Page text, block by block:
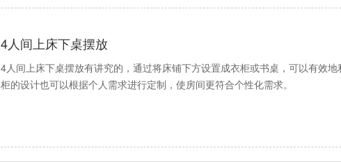
4人间上床下桌摆放
4人间上床下桌摆放有讲究的，通过将床铺下方设置成衣柜或书桌，可以有效
柜的设计也可以根据个人需求进行定制，使房间更符合个性化需求。